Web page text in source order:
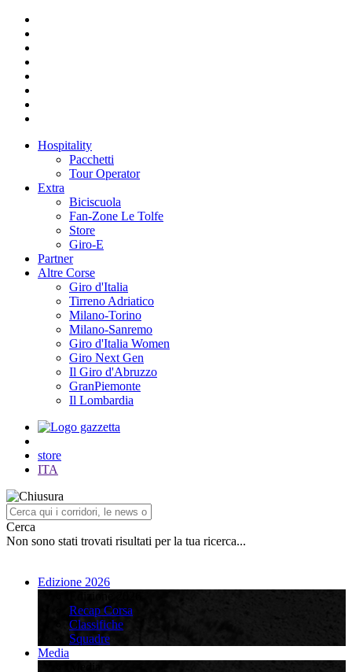
Hospitality
Pacchetti
Tour Operator
Extra
Biciscuola
Fan-Zone Le Tolfe
Store
Giro-E
Partner
Altre Corse
Giro d'Italia
Tirreno Adriatico
Milano-Torino
Milano-Sanremo
Giro d'Italia Women
Giro Next Gen
Il Giro d'Abruzzo
GranPiemonte
Il Lombardia
store
ITA
Cerca
Non sono stati trovati risultati per la tua ricerca...
Edizione 2026
Recap Corsa
Classifiche
Squadre
Media